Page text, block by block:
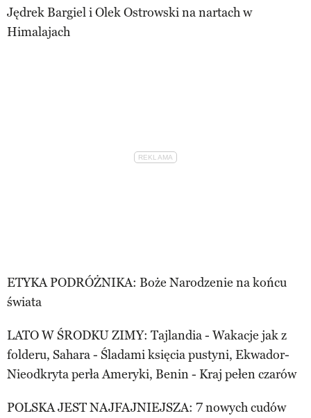
Jędrek Bargiel i Olek Ostrowski na nartach w
Himalajach
ETYKA PODRÓŻNIKA: Boże Narodzenie na końcu
świata
LATO W ŚRODKU ZIMY: Tajlandia - Wakacje jak z
folderu, Sahara - Śladami księcia pustyni, Ekwador-
Nieodkryta perła Ameryki, Benin - Kraj pełen czarów
POLSKA JEST NAJFAJNIEJSZA: 7 nowych cudów